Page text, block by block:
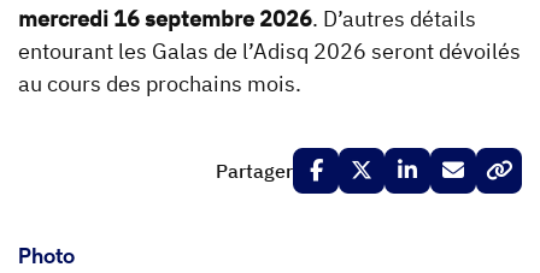
mercredi 16 septembre 2026. D’autres détails
entourant les Galas de l’Adisq 2026 seront dévoilés
au cours des prochains mois.
Partager
Photo